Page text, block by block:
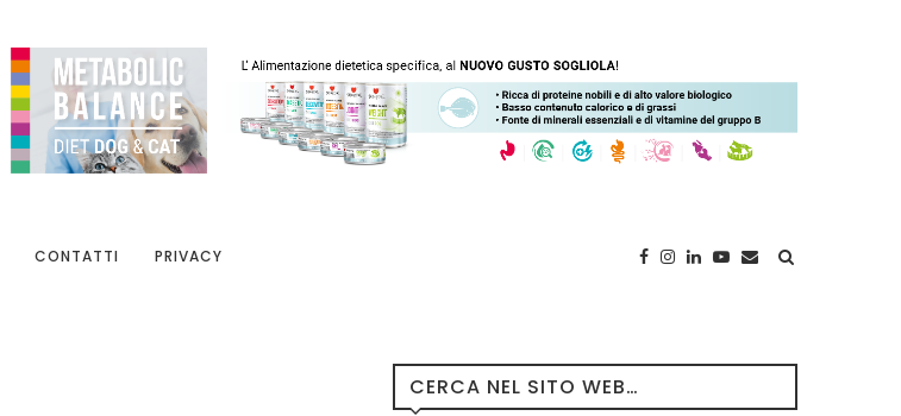
CONTATTI PRIVACY
CERCA NEL SITO WEB…